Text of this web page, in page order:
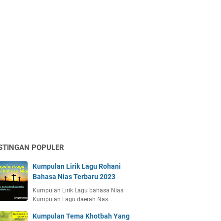
POPULER
Kumpulan Lirik Lagu Rohani
Bahasa Nias Terbaru 2023
Kumpulan Lirik Lagu bahasa Nias.
Kumpulan Lagu daerah Nas…
Kumpulan Tema Khotbah Yang